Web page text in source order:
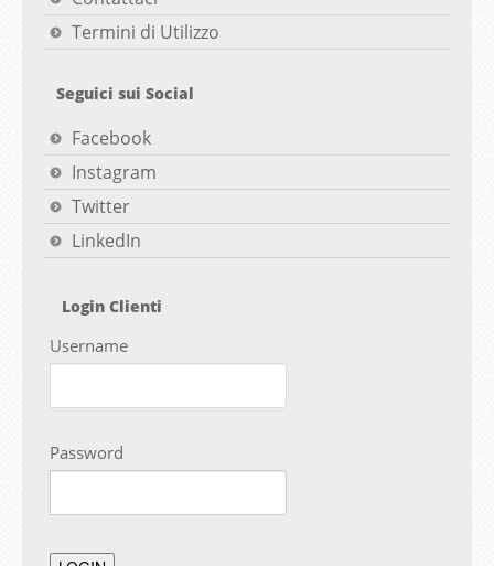
Termini di Utilizzo
Seguici sui Social
Facebook
Instagram
Twitter
LinkedIn
Login Clienti
Username
Password